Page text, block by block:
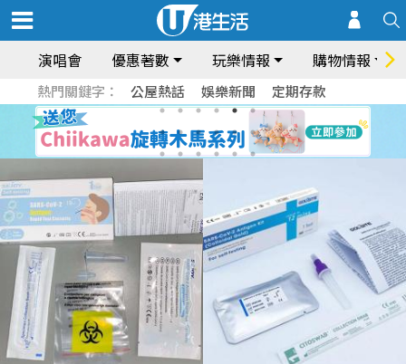
演唱會 優惠著數 玩樂情報 購物情報
熱門關鍵字： 公屋熱話 娛樂新聞 定期存款